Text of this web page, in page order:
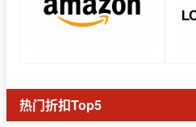
热门折扣Top5